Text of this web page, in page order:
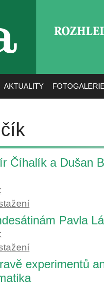
AKTUALITY
Číhalík a Dušan
Pavla
experimentů